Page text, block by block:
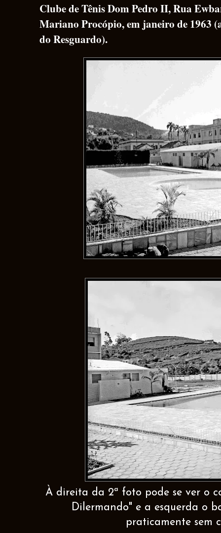
Clube de Tênis Dom Pedro II, Rua
Mariano Procópio, em janeiro de 1963
do Resguardo).
À direita da 2ª foto pode se ver o
Dilermando" e a esquerda o
praticamente sem